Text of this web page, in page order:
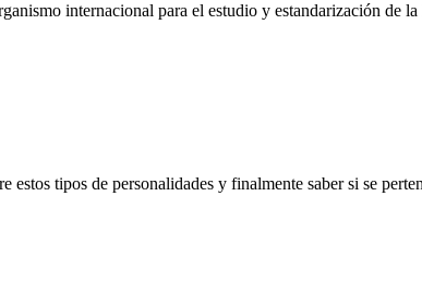
internacional para el estudio y estandarización de
estos tipos de personalidades y finalmente saber si se